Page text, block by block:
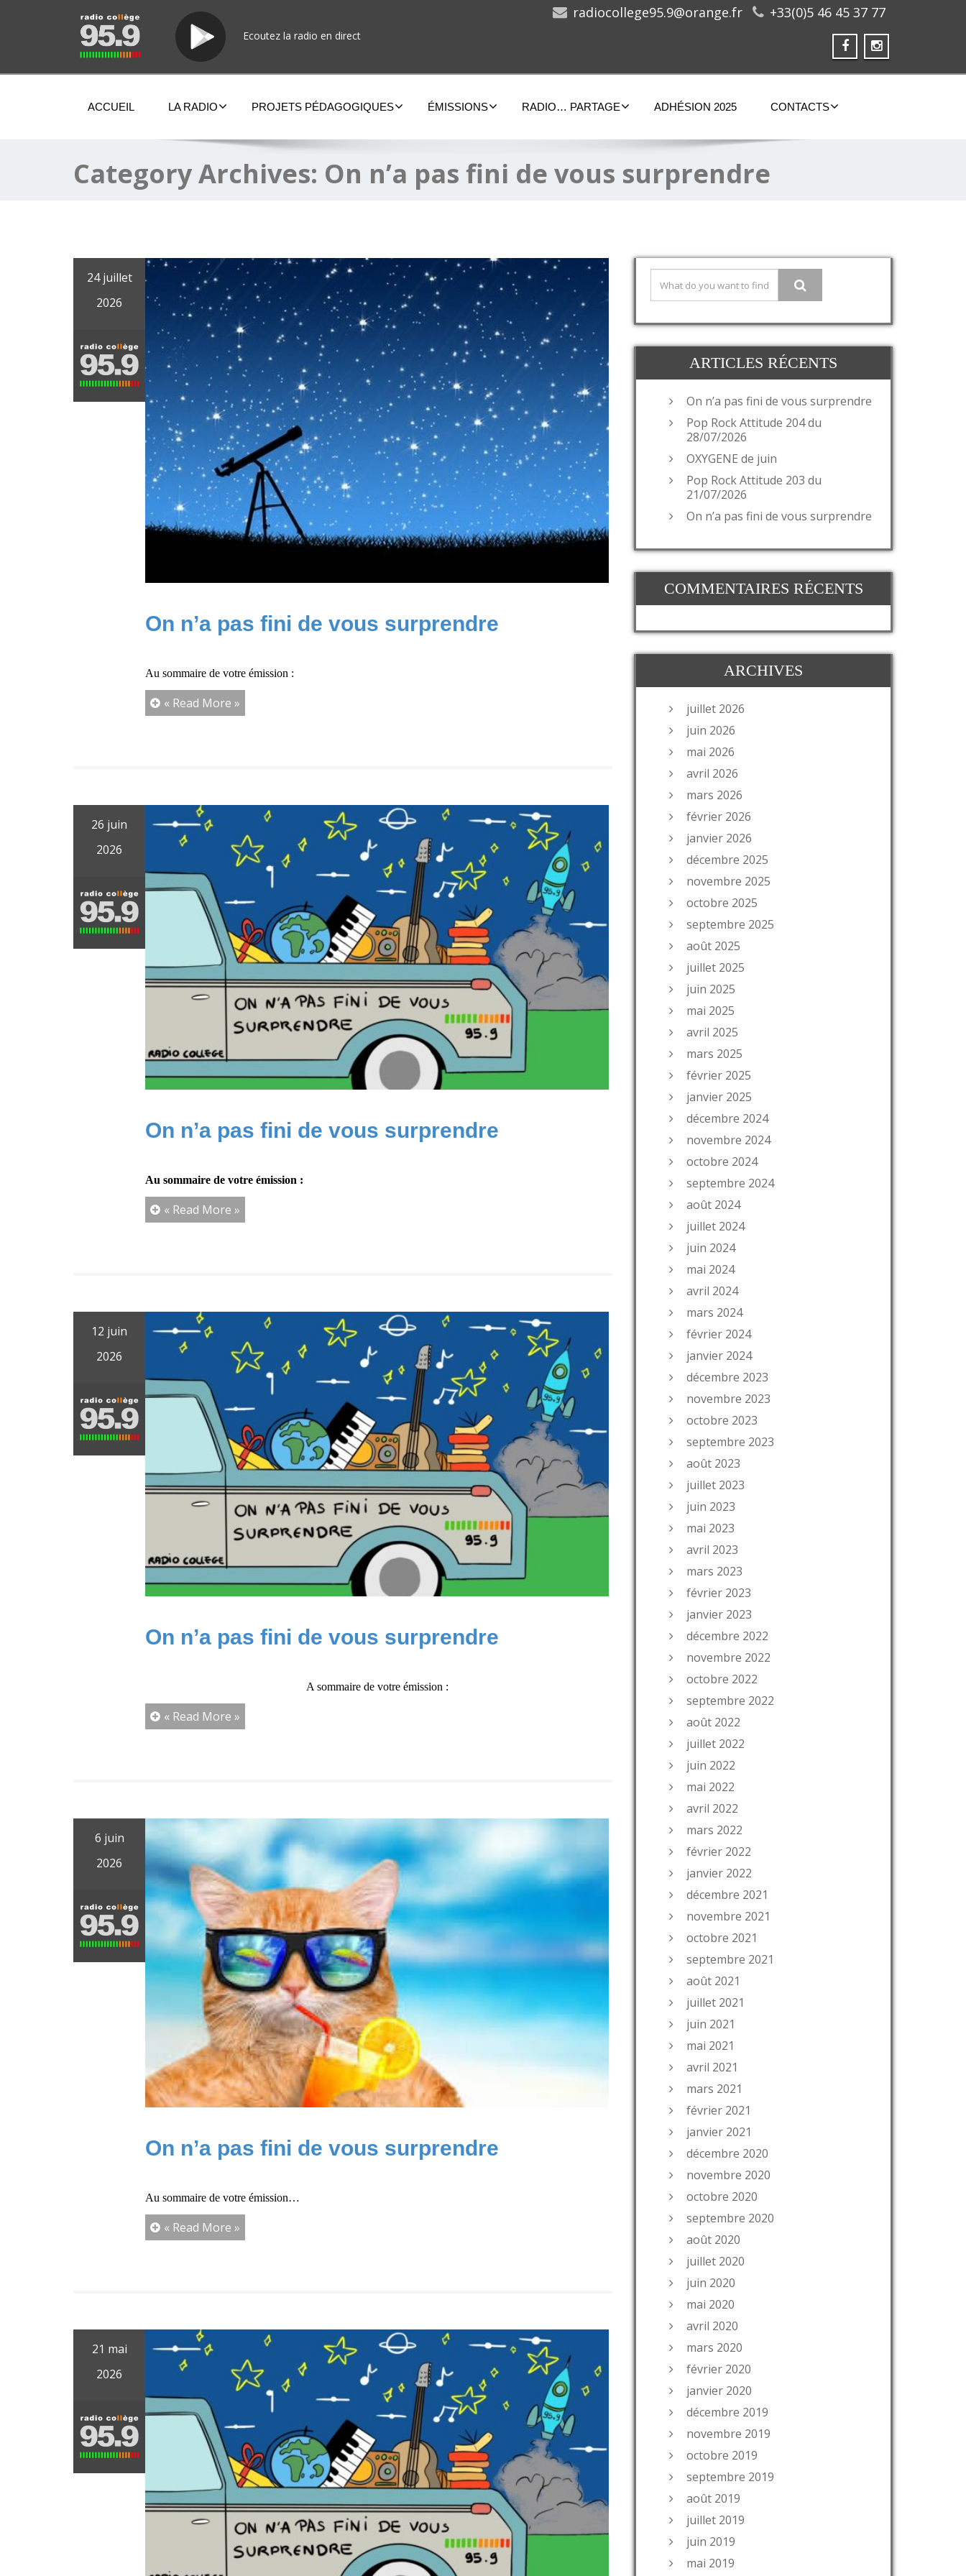
Ecoutez la radio en direct
radiocollege95.9@orange.fr +33(0)5 46 45 37 77
ACCUEIL LA RADIO PROJETS PÉDAGOGIQUES ÉMISSIONS RADIO… PARTAGE ADHÉSION 2025 CONTACTS
Category Archives: On n’a pas fini de vous surprendre
24 juillet
2026
On n’a pas fini de vous surprendre
Au sommaire de votre émission :
« Read More »
26 juin
2026
On n’a pas fini de vous surprendre
Au sommaire de votre émission :
« Read More »
12 juin
2026
On n’a pas fini de vous surprendre
A sommaire de votre émission :
« Read More »
6 juin
2026
On n’a pas fini de vous surprendre
Au sommaire de votre émission…
« Read More »
21 mai
2026
ARTICLES RÉCENTS
On n’a pas fini de vous surprendre
Pop Rock Attitude 204 du
28/07/2026
OXYGENE de juin
Pop Rock Attitude 203 du
21/07/2026
On n’a pas fini de vous surprendre
COMMENTAIRES RÉCENTS
ARCHIVES
juillet 2026
juin 2026
mai 2026
avril 2026
mars 2026
février 2026
janvier 2026
décembre 2025
novembre 2025
octobre 2025
septembre 2025
août 2025
juillet 2025
juin 2025
mai 2025
avril 2025
mars 2025
février 2025
janvier 2025
décembre 2024
novembre 2024
octobre 2024
septembre 2024
août 2024
juillet 2024
juin 2024
mai 2024
avril 2024
mars 2024
février 2024
janvier 2024
décembre 2023
novembre 2023
octobre 2023
septembre 2023
août 2023
juillet 2023
juin 2023
mai 2023
avril 2023
mars 2023
février 2023
janvier 2023
décembre 2022
novembre 2022
octobre 2022
septembre 2022
août 2022
juillet 2022
juin 2022
mai 2022
avril 2022
mars 2022
février 2022
janvier 2022
décembre 2021
novembre 2021
octobre 2021
septembre 2021
août 2021
juillet 2021
juin 2021
mai 2021
avril 2021
mars 2021
février 2021
janvier 2021
décembre 2020
novembre 2020
octobre 2020
septembre 2020
août 2020
juillet 2020
juin 2020
mai 2020
avril 2020
mars 2020
février 2020
janvier 2020
décembre 2019
novembre 2019
octobre 2019
septembre 2019
août 2019
juillet 2019
juin 2019
mai 2019